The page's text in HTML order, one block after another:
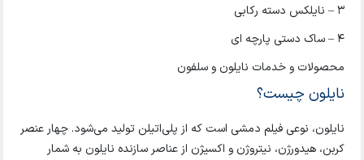
3 – نایلکس دسته رکابی
4 – ساک دستی پارچه ای
محصولات و خدمات نایلون و سلفون
نایلون چیست؟
نایلون، نوعی فیلم دمشی است که از پلی‌اتیلن تولید می‌شود. چهار عنصر
کربن، هیدورژن، نیتروژن و اکسیژن از عناصر سازنده نایلون به شمار